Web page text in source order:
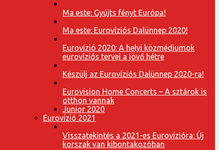
Ma este: Gyújts fényt Európa!
Ma este: Eurovíziós Dalünnep 2020!
Eurovízió 2020: A helyi közmédiumok
eurovíziós tervei a jövő hétre
Készülj az Eurovíziós Dalünnep 2020-ra!
Eurovision Home Concerts – A sztárok is
otthon vannak
Junior 2020
Eurovízió 2021
Visszatekintés a 2021-es Eurovízióra: Új
korszak van kibontakozóban